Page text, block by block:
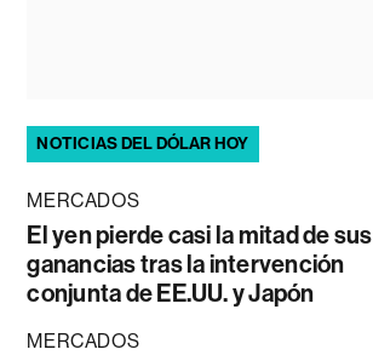
NOTICIAS DEL DÓLAR HOY
MERCADOS
El yen pierde casi la mitad de sus
ganancias tras la intervención
conjunta de EE.UU. y Japón
MERCADOS